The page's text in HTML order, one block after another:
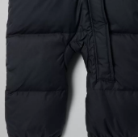
norėdami padidinti